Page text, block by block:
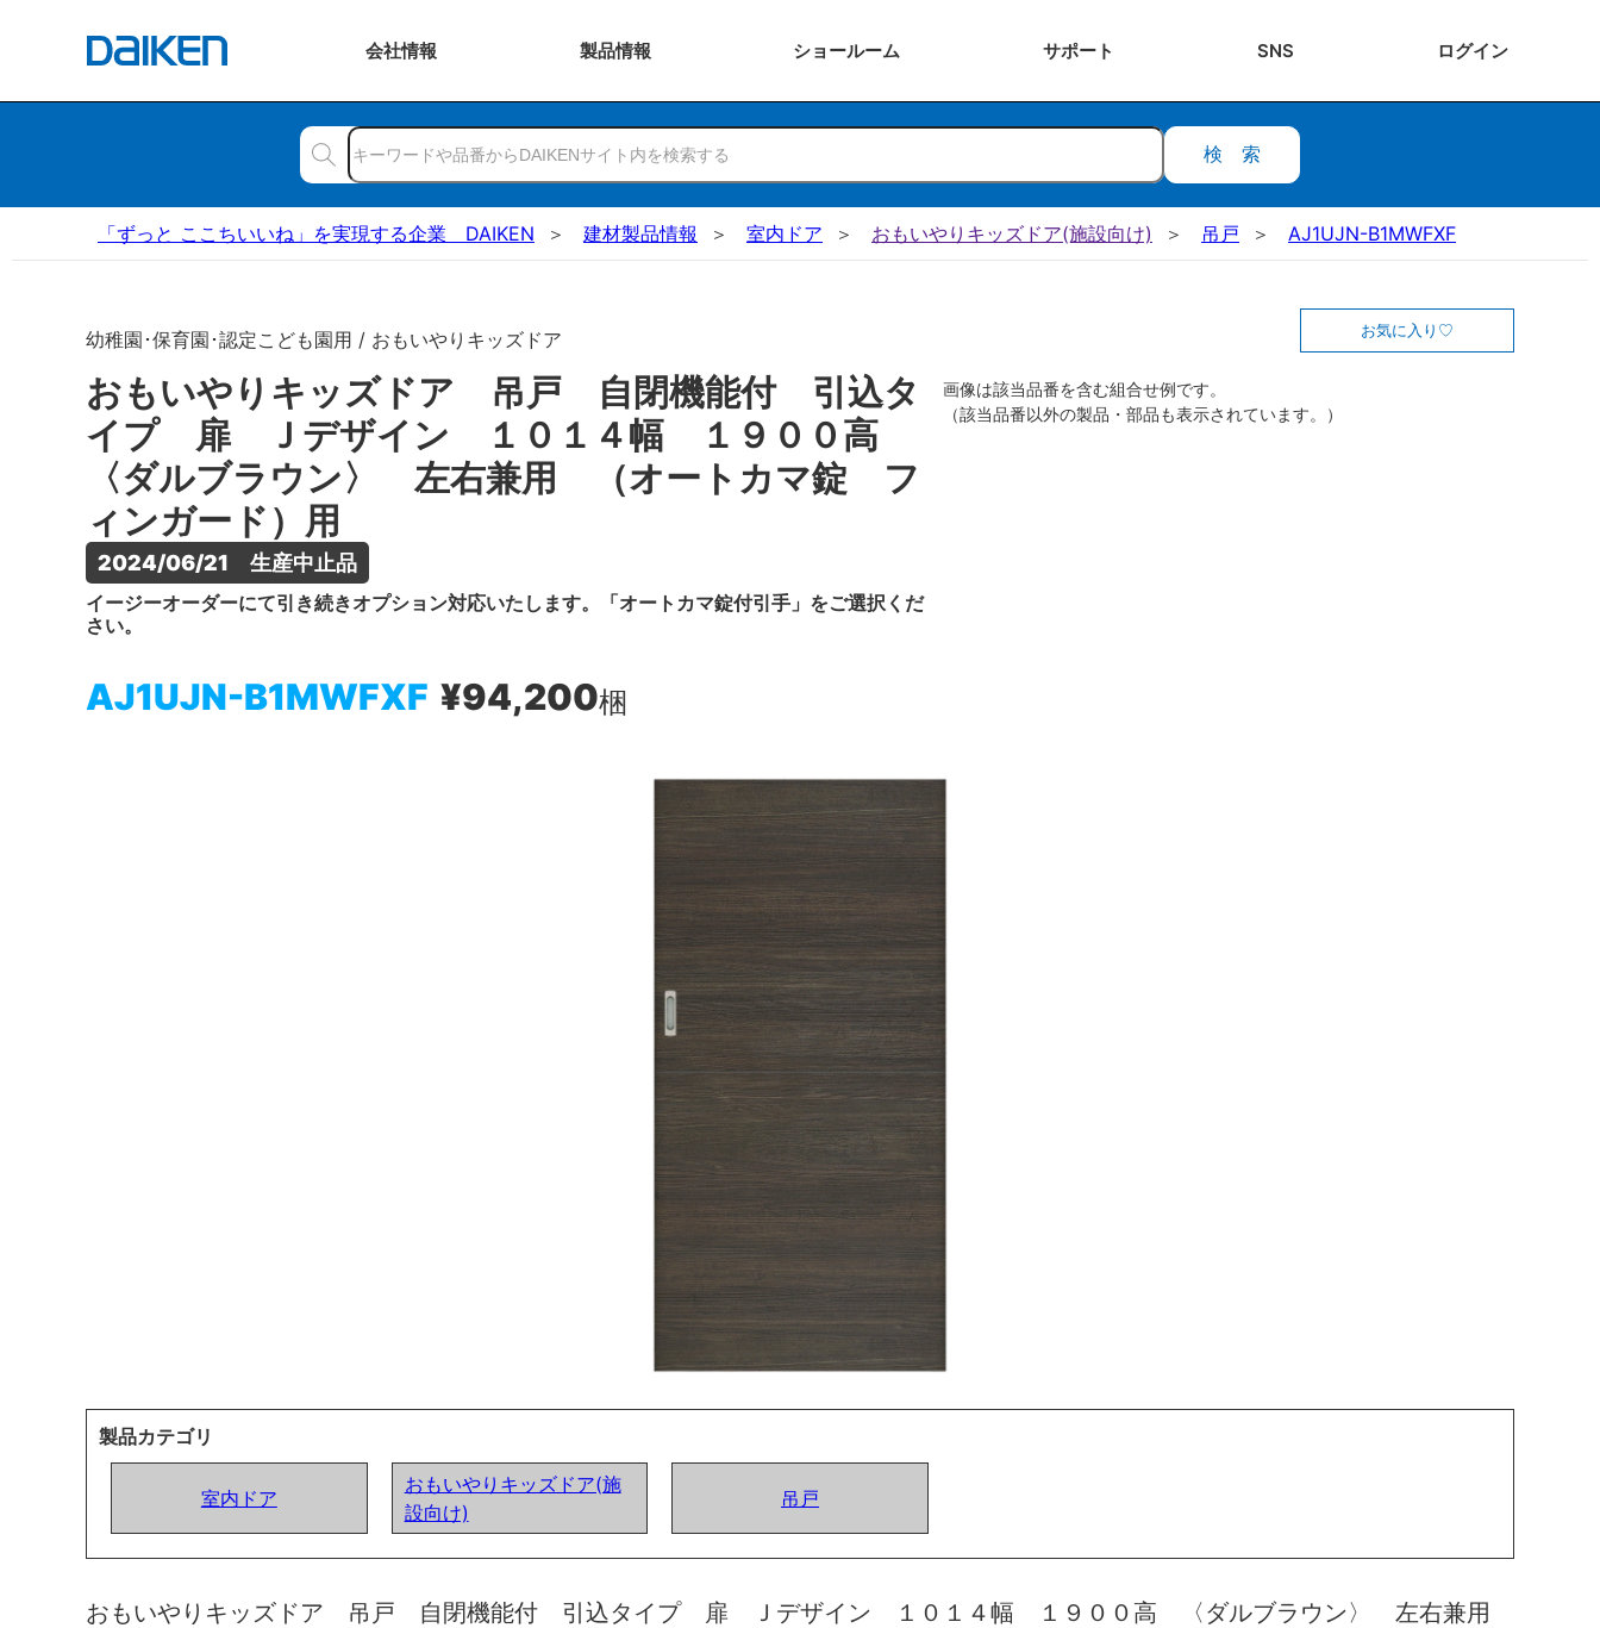
会社情報 製品情報 ショールーム サポート SNS ログイン
検索
「ずっと ここちいいね」を実現する企業 DAIKEN 建材製品情報 室内ドア おもいやりキッズドア(施設向け) 吊戸 AJ1UJN-B1MWFXF
幼稚園･保育園･認定こども園用 / おもいやりキッズドア
おもいやりキッズドア 吊戸 自閉機能付 引込タ
イプ 扉 Ｊデザイン １０１４幅 １９００高
〈ダルブラウン〉 左右兼用 （オートカマ錠 フ
ィンガード）用
2024/06/21　生産中止品
イージーオーダーにて引き続きオプション対応いたします。「オートカマ錠付引手」をご選択くだ
さい。
AJ1UJN-B1MWFXF ¥94,200梱
お気に入り
画像は該当品番を含む組合せ例です。
（該当品番以外の製品・部品も表示されています。）
製品カテゴリ
室内ドア
おもいやりキッズドア(施
設向け)
吊戸
おもいやりキッズドア 吊戸 自閉機能付 引込タイプ 扉 Ｊデザイン １０１４幅 １９００高 〈ダルブラウン〉 左右兼用